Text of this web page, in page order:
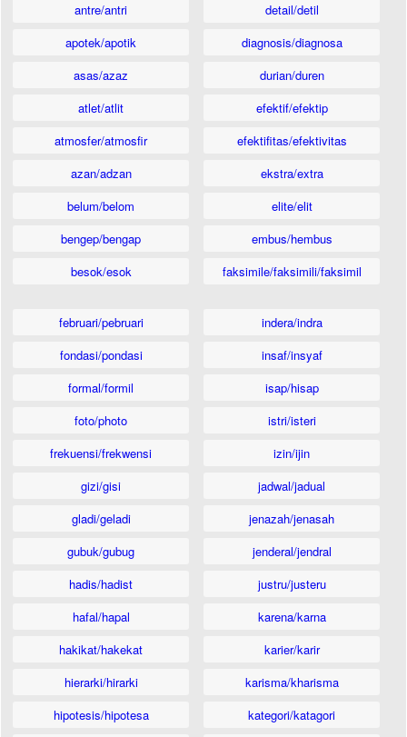
antre/antri
apotek/apotik
asas/azaz
atlet/atlit
atmosfer/atmosfir
azan/adzan
belum/belom
bengep/bengap
besok/esok
detail/detil
diagnosis/diagnosa
durian/duren
efektif/efektip
efektifitas/efektivitas
ekstra/extra
elite/elit
embus/hembus
faksimile/faksimili/faksimil
februari/pebruari
fondasi/pondasi
formal/formil
foto/photo
frekuensi/frekwensi
gizi/gisi
gladi/geladi
gubuk/gubug
hadis/hadist
hafal/hapal
hakikat/hakekat
hierarki/hirarki
hipotesis/hipotesa
indera/indra
insaf/insyaf
isap/hisap
istri/isteri
izin/ijin
jadwal/jadual
jenazah/jenasah
jenderal/jendral
justru/justeru
karena/karna
karier/karir
karisma/kharisma
kategori/katagori